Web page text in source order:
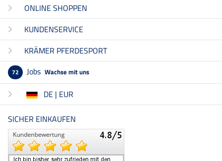
ONLINE SHOPPEN
KUNDENSERVICE
KRÄMER PFERDESPORT
72 Jobs Wachse mit uns
DE | EUR
SICHER EINKAUFEN